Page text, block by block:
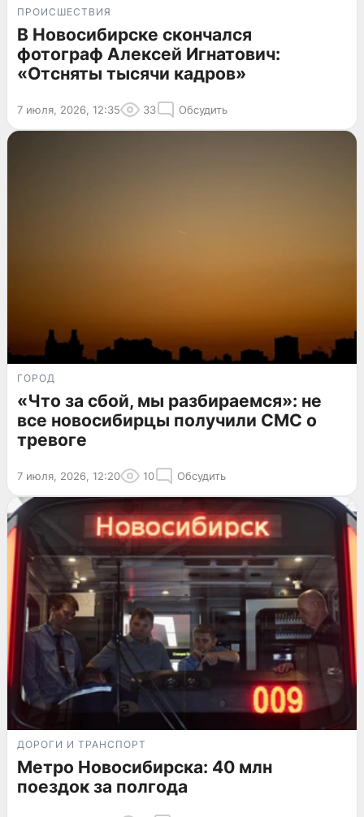
ПРОИСШЕСТВИЯ
В Новосибирске скончался
фотограф Алексей Игнатович:
«Отсняты тысячи кадров»
7 июля, 2026, 12:35 33 Обсудить
ГОРОД
«Что за сбой, мы разбираемся»: не
все новосибирцы получили СМС о
тревоге
7 июля, 2026, 12:20 10 Обсудить
ДОРОГИ И ТРАНСПОРТ
Метро Новосибирска: 40 млн
поездок за полгода